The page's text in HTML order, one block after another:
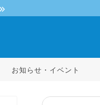
お知らせ・イベント